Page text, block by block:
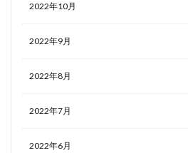
2022年10月
2022年9月
2022年8月
2022年7月
2022年6月